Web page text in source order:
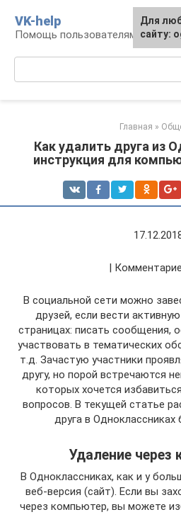
контенту
VK-help
Помощь пользователям
Главная »
Как удалить друга из
инструкция для
|
В социальной сети можно
друзей, если вести
страницах: писать сообщения,
участвовать в тематических
т.д. Зачастую участники
другу, но порой встречаются
которых хочется
вопросов. В текущей статье
друга в Одноклассниках
Удаление через
В Одноклассниках, как и у
веб-версия (сайт). Если вы
через компьютер, вы можете
Для
сайту: